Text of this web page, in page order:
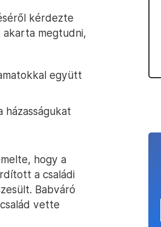
kérdezte
megtudni,
együtt
hogy a
a családi
Babváró
vette